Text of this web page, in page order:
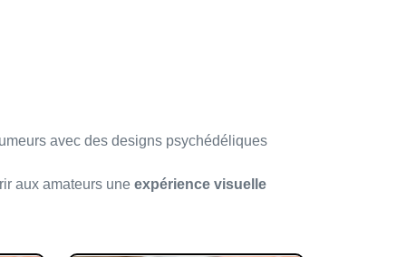
avec des designs psychédéliques
aux amateurs une expérience visuelle